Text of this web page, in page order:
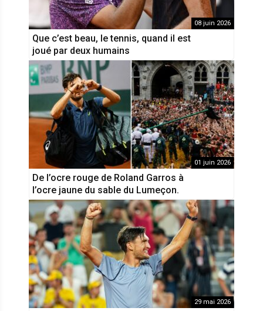
08 juin 2026
Que c’est beau, le tennis, quand il est
joué par deux humains
01 juin 2026
De l’ocre rouge de Roland Garros à
l’ocre jaune du sable du Lumeçon.
29 mai 2026